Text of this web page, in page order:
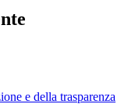
e della trasparenza